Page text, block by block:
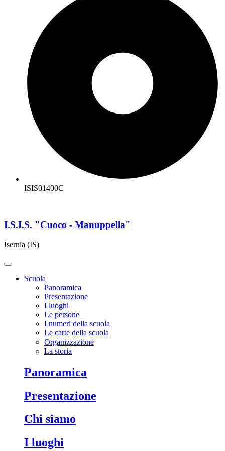
ISIS01400C
I.S.I.S. "Cuoco - Manuppella"
Isernia (IS)
Scuola
Panoramica
Presentazione
I luoghi
Le persone
I numeri della scuola
Le carte della scuola
Organizzazione
La storia
panoramica
presentazione
chi siamo
i luoghi